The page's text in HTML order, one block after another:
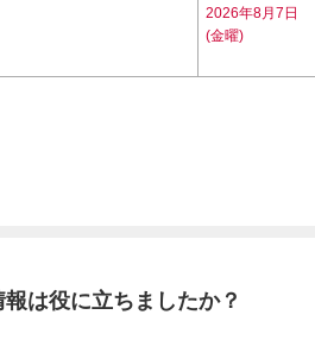
2026年8月7日
(金曜)
は役に立ちましたか？